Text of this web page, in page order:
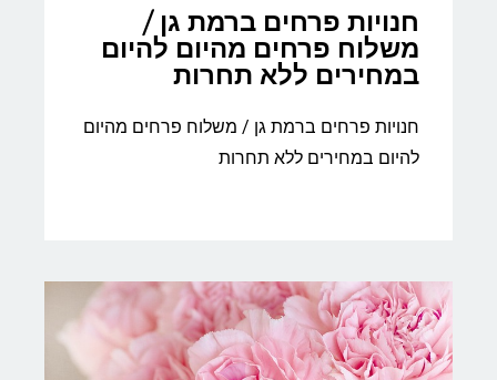
חנויות פרחים ברמת גן /
משלוח פרחים מהיום להיום
במחירים ללא תחרות
חנויות פרחים ברמת גן / משלוח פרחים מהיום
להיום במחירים ללא תחרות